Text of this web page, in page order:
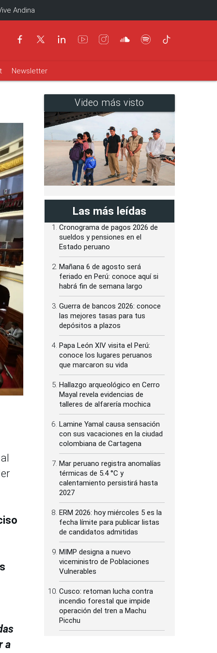
Andina
Newsletter
a
Video más visto
Las más leídas
Cronograma de pagos 2026 de
sueldos y pensiones en el
Estado peruano
Mañana 6 de agosto será
feriado en Perú: conoce aquí si
habrá fin de semana largo
Guerra de bancos 2026: conoce
las mejores tasas para tus
depósitos a plazos
Papa León XIV visita el Perú:
conoce los lugares peruanos
que marcaron su vida
Hallazgo arqueológico en Cerro
Mayal revela evidencias de
talleres de alfarería mochica
Lamine Yamal causa sensación
con sus vacaciones en la ciudad
colombiana de Cartagena
Mar peruano registra anomalías
térmicas de 5.4 °C y
calentamiento persistirá hasta
2027
ERM 2026: hoy miércoles 5 es la
fecha límite para publicar listas
de candidatos admitidas
MIMP designa a nuevo
viceministro de Poblaciones
Vulnerables
Cusco: retoman lucha contra
incendio forestal que impide
operación del tren a Machu
Picchu